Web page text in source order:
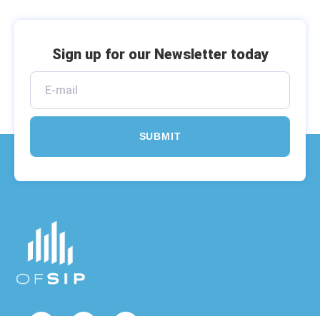
Sign up for our Newsletter today
SUBMIT